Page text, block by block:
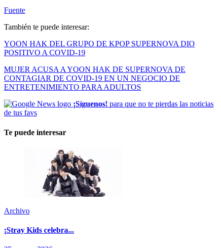
Fuente
También te puede interesar:
YOON HAK DEL GRUPO DE KPOP SUPERNOVA DIO
POSITIVO A COVID-19
MUJER ACUSA A YOON HAK DE SUPERNOVA DE
CONTAGIAR DE COVID-19 EN UN NEGOCIO DE
ENTRETENIMIENTO PARA ADULTOS
¡Síguenos! para que no te pierdas las noticias
de tus favs
Te puede interesar
Archivo
¡Stray Kids celebra...